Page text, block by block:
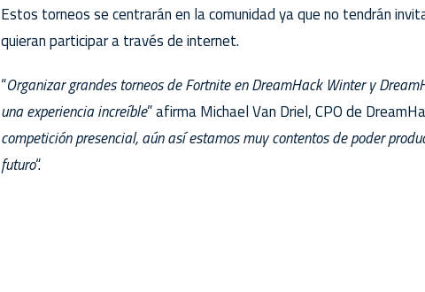
Estos torneos se centrarán en la comunidad ya que no tendrán
quieran participar a través de internet.
“Organizar grandes torneos de Fortnite en DreamHack Winter y
una experiencia increíble” afirma Michael Van Driel, CPO de
competición presencial, aún así estamos muy contentos de poder
futuro“.